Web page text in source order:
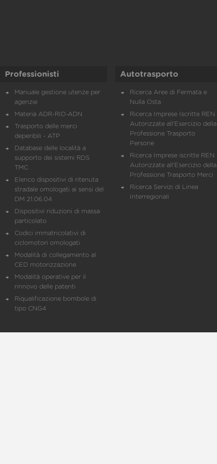
Professionisti
Manuale gestione utenze per
agenzie
Materia ADR-RID-ADN
Trasporto delle merci
deperibili - ATP
Database delle località a
supporto dei sistemi RDS
TMC
Elenco dispositivi di ritenuta
stradale omologati ai sensi del
DM 21.06.04
Dispositivi riduzioni di massa
particolato
Codici immatricolativi di
ciclomotori omologati
Modalità di collegamento al
CED motorizzazione
Modalità operative per il
rinnovo delle patenti
Riqualificazione bombole di
tipo CNG4
Autotrasporto
Ricerca Aree di Fermata e
Nulla Osta
Ricerca Imprese Iscritte REN
Autorizzate all'Esercizio della
Professione Trasporto
Persone
Ricerca Imprese iscritte REN
Autorizzate all'Esercizio della
Professione Trasporto Merci
Ricerca Servizi di Linea
Interregionali